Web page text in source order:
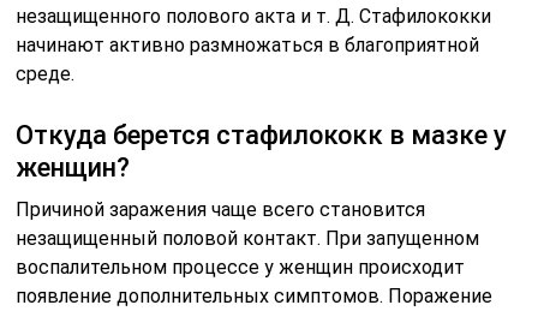
незащищенного полового акта и т. Д. Стафилококки
начинают активно размножаться в благоприятной
среде.
Откуда берется стафилококк в мазке у
женщин?
Причиной заражения чаще всего становится
незащищенный половой контакт. При запущенном
воспалительном процессе у женщин происходит
появление дополнительных симптомов. Поражение